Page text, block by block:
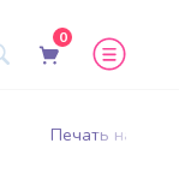
0
Печать на